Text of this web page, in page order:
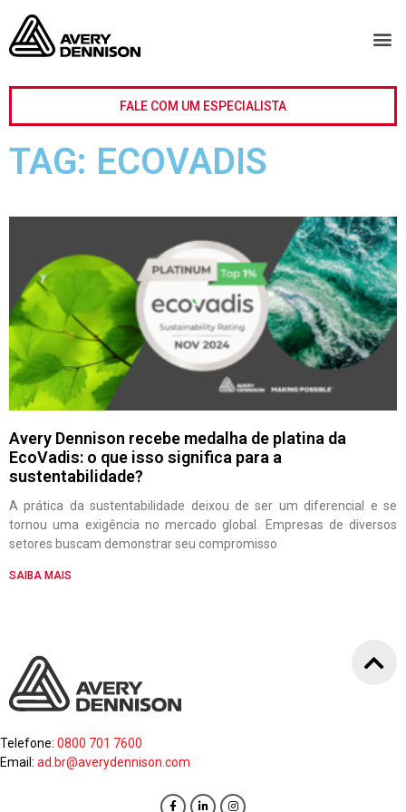
FALE COM UM ESPECIALISTA
TAG: ECOVADIS
Avery Dennison recebe medalha de platina da
EcoVadis: o que isso significa para a
sustentabilidade?
A prática da sustentabilidade deixou de ser um diferencial e se
tornou uma exigência no mercado global. Empresas de diversos
setores buscam demonstrar seu compromisso
SAIBA MAIS
Telefone: 0800 701 7600
Email: ad.br@averydennison.com